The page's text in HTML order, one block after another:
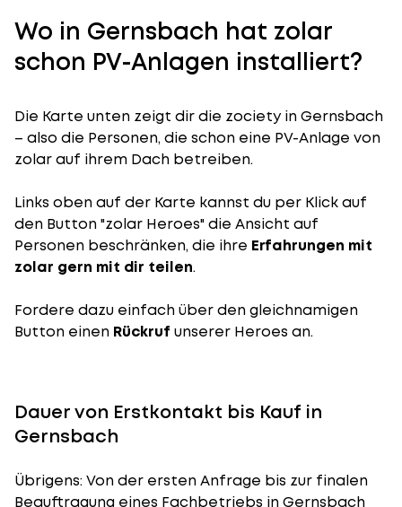
Wo in Gernsbach hat zolar
schon PV-Anlagen installiert?
Die Karte unten zeigt dir die zociety in Gernsbach
– also die Personen, die schon eine PV-Anlage von
zolar auf ihrem Dach betreiben.
Links oben auf der Karte kannst du per Klick auf
den Button "zolar Heroes" die Ansicht auf
Personen beschränken, die ihre Erfahrungen mit
zolar gern mit dir teilen.
Fordere dazu einfach über den gleichnamigen
Button einen Rückruf unserer Heroes an.
Dauer von Erstkontakt bis Kauf in
Gernsbach
Übrigens: Von der ersten Anfrage bis zur finalen
Beauftragung eines Fachbetriebs in Gernsbach